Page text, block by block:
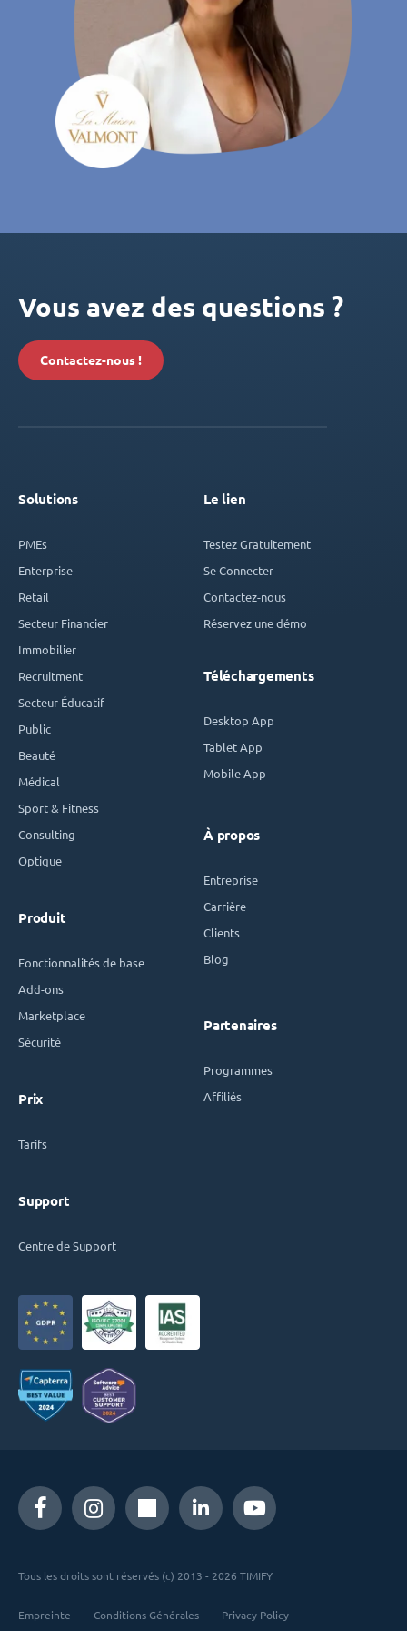
Vous avez des questions ?
Contactez-nous !
Solutions
PMEs
Enterprise
Retail
Secteur Financier
Immobilier
Recruitment
Secteur Éducatif
Public
Beauté
Médical
Sport & Fitness
Consulting
Optique
Produit
Fonctionnalités de base
Add-ons
Marketplace
Sécurité
Prix
Tarifs
Support
Centre de Support
Le lien
Testez Gratuitement
Se Connecter
Contactez-nous
Réservez une démo
Téléchargements
Desktop App
Tablet App
Mobile App
À propos
Entreprise
Carrière
Clients
Blog
Partenaires
Programmes
Affiliés
Tous les droits sont réservés (c) 2013 - 2026 TIMIFY
Empreinte Conditions Générales Privacy Policy